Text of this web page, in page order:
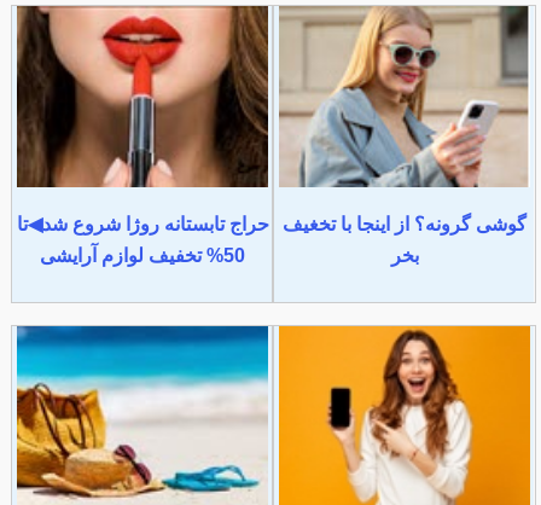
گوشی گرونه؟ از اینجا با تخغیف
بخر
حراج تابستانه روژا شروع شد◀تا
50% تخفیف لوازم آرایشی